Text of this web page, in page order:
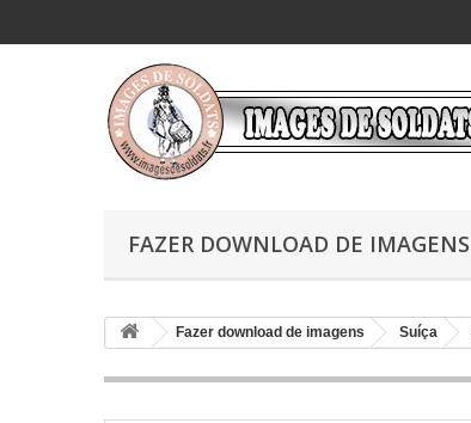
FAZER DOWNLOAD DE IMAGENS
Fazer download de imagens Suíça